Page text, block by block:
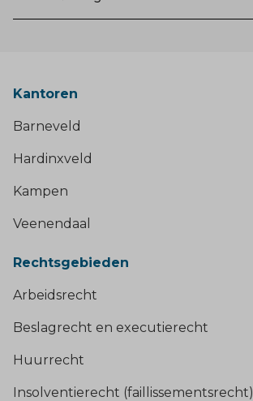
Kantoren
Barneveld
Hardinxveld
Kampen
Veenendaal
Rechtsgebieden
Arbeidsrecht
Beslagrecht en executierecht
Huurrecht
Insolventierecht (faillissementsrecht)